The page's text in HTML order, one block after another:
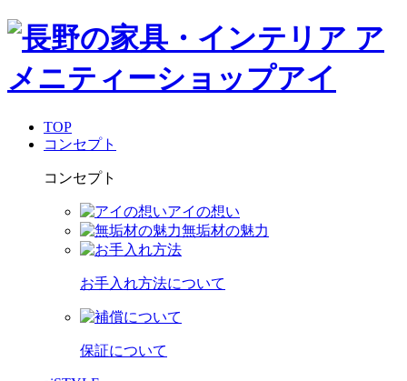
TOP
コンセプト
コンセプト
アイの想い
無垢材の魅力
お手入れ方法について
保証について